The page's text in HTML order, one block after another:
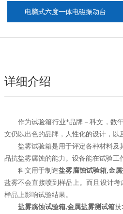
电脑式六度一体电磁振动台
详细介绍
作为试验箱行业*品牌－科文，数
文仍以出色的品牌，人性化的设计，以
盐雾试验箱是用于评定各种材料及
品抗盐雾腐蚀的能力。设备能在试验工
科文用于制造盐雾腐蚀试验箱,金
盐雾不会直接喷到样品上。而且设计
样品上影响试验结果。
盐雾腐蚀试验箱,金属盐雾测试箱技